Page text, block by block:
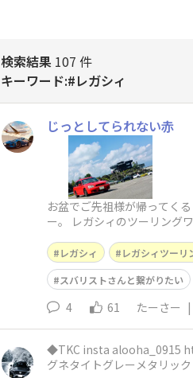
検索結果 107 件
キーワード:#レガシィ
じっとしてられない赤
お盆でご先祖様が帰ってく
ー。 レガシィのツーリング
レガシィ レガシィツーリ
スバリストさんと繋がりたい
4 61 たーさー |
◆TKC insta alooha_0915 https://
グネタイトグレーメタリッ